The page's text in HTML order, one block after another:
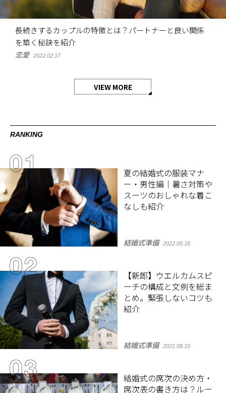
長続きするカップルの特徴とは？パートナーと良い関係
を築く秘訣を紹介
恋愛 2022.02.17
VIEW MORE
RANKING
夏の結婚式の服装マナ
ー・男性編｜暑さ対策や
スーツのおしゃれな着こ
なしも紹介
結婚式準備 2022.05.16
【新郎】ウエルカムスピ
ーチの構成と文例を総ま
とめ。緊張しないコツも
紹介
結婚式準備 2021.08.10
結婚式の席次の決め方・
席次表の書き方は？ルー